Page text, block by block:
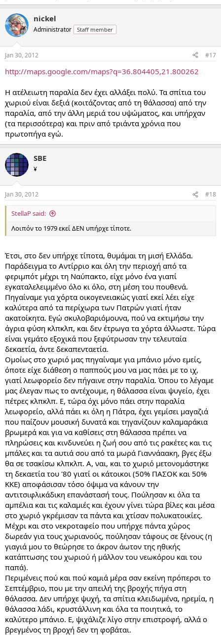
nickel
Administrator Staff member
Jan 30, 2012 #17
http://maps.google.com/maps?q=36.804405,21.800262
Η ατέλειωτη παραλία δεν έχει αλλάξει πολύ. Τα σπίτια του
χωριού είναι δεξιά (κοιτάζοντας από τη θάλασσα) από την
παραλία, από την άλλη μεριά του υψώματος, και υπήρχαν
(τα περισσότερα) και πριν από τριάντα χρόνια που
πρωτοπήγα εγώ.
SBE
¥
Jan 30, 2012 #18
StellaP said:
Λοιπόν το 1979 εκεί ΔΕΝ υπήρχε τίποτε.
Έτσι, στο δεν υπήρχε τίποτα, θυμάμαι τη μισή Ελλάδα.
Παράδειγμα το Αντίρριο και όλη την περιοχή από τα
φεριμπότ μέχρι τη Ναύπακτο, είχε μόνο ένα γιαπί
εγκαταλελειμμένο όλο κι όλο, στη μέση του πουθενά.
Πηγαίναμε για χόρτα οικογενειακώς γιατί εκεί λέει είχε
καλύτερα από τα περίχωρα των Πατρών γιατί ήταν
ακατοίκητα. Εγώ σκυλοβαριόμουνα, πού να εκτιμήσω την
άγρια φύση κλπκλπ, και δεν έτρωγα τα χόρτα άλλωστε. Τώρα
είναι γεμάτο εξοχικά που ξεφύτρωσαν την τελευταία
δεκαετία, άντε δεκαπενταετία.
Ομοίως στο χωριό μας πηγαίναμε για μπάνιο μόνο εμείς,
όποτε είχε διάθεση ο παππούς μου να μας πάει με το ιχ,
γιατί λεωφορείο δεν πήγαινε στην παραλία. Όπου το λέγαμε
μας έλεγαν πως το αντέχουμε, η θάλασσα είναι ψυγείο, έχει
πέτρες κλπκλπ. Ε, τώρα όχι μόνο πάει στην παραλία
λεωφορείο, αλλά πάει κι όλη η Πάτρα, έχει γεμίσει μαγαζιά
που παίζουν μουσική δυνατά και τηγανίζουν καλαμαράκια
βρωμερά και για να καθίσεις στη θάλασσα πρέπει να
πληρώσεις και κινδυνεύει η ζωή σου από τις ρακέτες και τις
μπάλες και τα αυτιά σου από τα μωρά Γιαννάαακη, βγες έξω
θα σε τσακίσω κλπκλπ. Α, ναι, και το χωριό μετονομάστηκε
τη δεκαετία του '80 γιατί οι κάτοικοι (50% ΠΑΣΟΚ και 50%
ΚΚΕ) αποφάσισαν τόσο όψιμα να κάνουν την
αντιτσιφλικάδικη επανάστασή τους. Πούλησαν κι όλα τα
αμπέλια και τις καλαμιές και έχουν γίνει τώρα βίλες και μέσα
στο χωριό γκρέμισαν τα πάντα και χτίσαν πολυκατοικίες.
Μέχρι και στο νεκροταφείο που υπήρχε πάντα χώρος
δωρεάν για τους χωριανούς, πούλησαν τάφους σε ξένους (η
γιαγιά μου το θεώρησε το άκρον άωτον της ηθικής
κατάπτωσης του χωριού ή μάλλον του νεωκόρου και του
παπά).
Περιμένεις πού και πού καμιά μέρα σαν εκείνη πρόπερσι το
Σεπτέμβριο, που με την απειλή της βροχής πήγα στη
θάλασσα. Δεν υπήρχε ψυχή, τα σπίτια κλειδωμένα, ηρεμία, η
θάλασσα λάδι, κρυστάλλινη και όλα τα ποιητικά, το
καλύτερο μπάνιο. Ε, ψιχάλιζε λίγο στην επιστροφή, αλλά ο
βρεγμένος τη βροχή δεν τη φοβάται.